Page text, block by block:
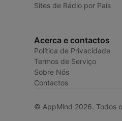
Sites de Rádio por País
Acerca e contactos
Política de Privacidade
Termos de Serviço
Sobre Nós
Contactos
© AppMind 2026. Todos